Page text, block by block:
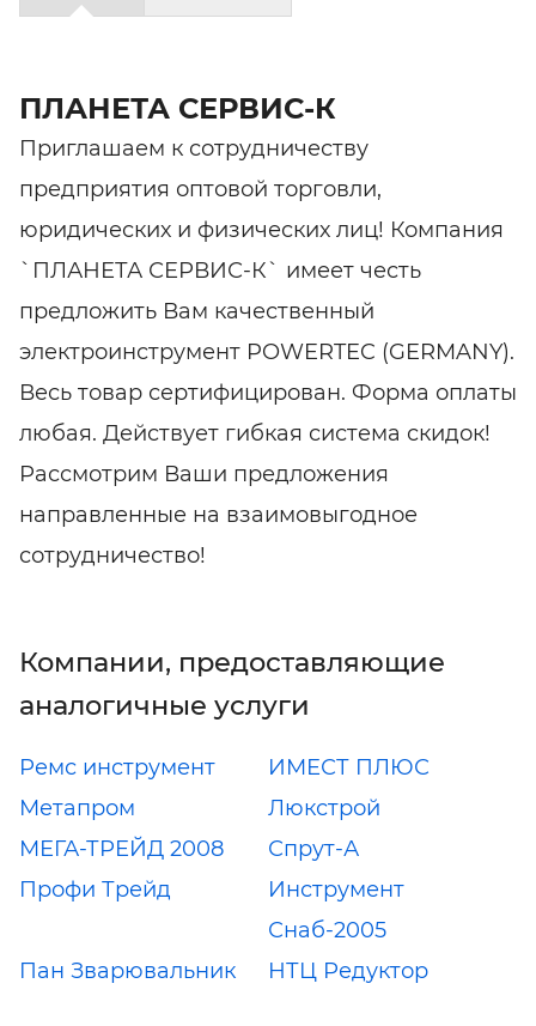
ПЛАНЕТА СЕРВИС-К
Приглашаем к сотрудничеству
предприятия оптовой торговли,
юридических и физических лиц! Компания
`ПЛАНЕТА СЕРВИС-К` имеет честь
предложить Вам качественный
электроинструмент POWERTEC (GERMANY).
Весь товар сертифицирован. Форма оплаты
любая. Действует гибкая система скидок!
Рассмотрим Ваши предложения
направленные на взаимовыгодное
сотрудничество!
Компании, предоставляющие
аналогичные услуги
Ремс инструмент
ИМЕСТ ПЛЮС
Метапром
Люкстрой
МЕГА-ТРЕЙД 2008
Спрут-А
Профи Трейд
Инструмент
Снаб-2005
Пан Зварювальник
НТЦ Редуктор